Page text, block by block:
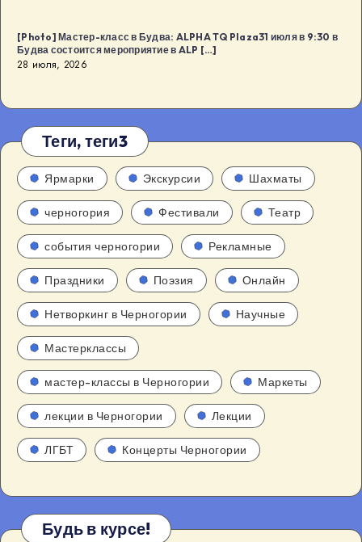
[Photo] Мастер-класс в Будва: ALPHA TQ Plaza31 июля в 9:30 в
Будва состоится мероприятие в ALP […]
28 июля, 2026
Теги, теги3
Ярмарки Экскурсии Шахматы
черногория Фестивали Театр
события черногории Рекламные
Праздники Поэзия Онлайн
Нетворкинг в Черногории Научные
Мастерклассы
мастер-классы в Черногории Маркеты
лекции в Черногории Лекции
ЛГБТ Концерты Черногории
Будь в курсе!